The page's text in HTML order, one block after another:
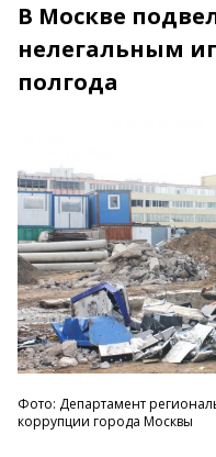
В Москве
нелегальным
полгода
Фото: Департамент
коррупции города Москвы